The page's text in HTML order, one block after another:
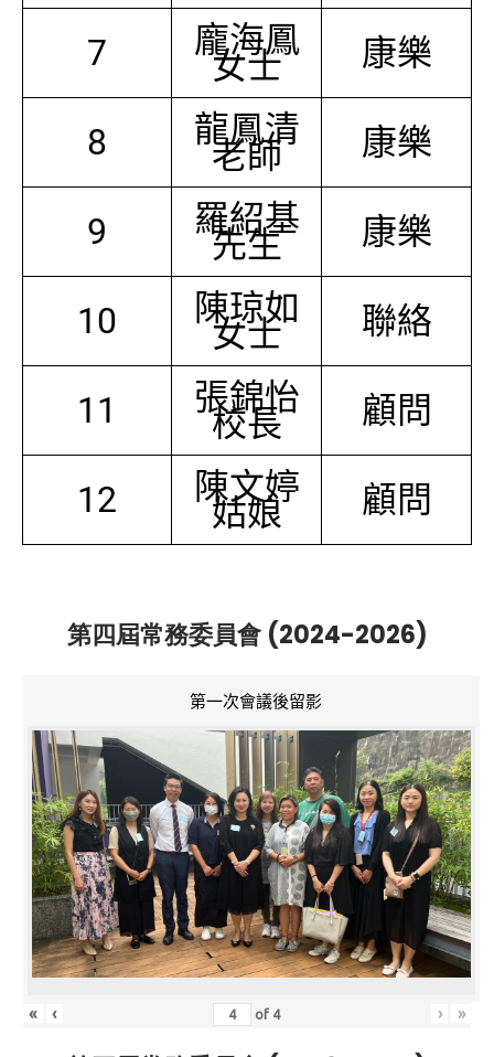
7 龐海鳳
女士 康樂
8 龍鳳清
老師 康樂
9 羅紹基
先生 康樂
10 陳琼如
女士 聯絡
11 張錦怡
校長 顧問
12 陳文婷
姑娘 顧問
第四屆常務委員會 (2024-2026)
第一次會議後留影
« ‹ of 4 › »